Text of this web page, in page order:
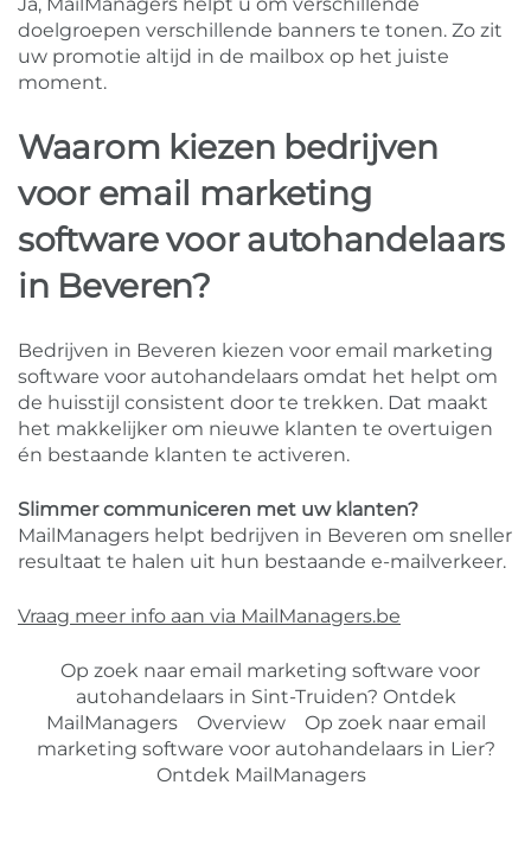
doelgroepen verschillende banners te tonen. Zo zit
uw promotie altijd in de mailbox op het juiste
moment.
Waarom kiezen bedrijven
voor email marketing
software voor autohandelaars
in Beveren?
Bedrijven in Beveren kiezen voor email marketing
software voor autohandelaars omdat het helpt om
de huisstijl consistent door te trekken. Dat maakt
het makkelijker om nieuwe klanten te overtuigen
én bestaande klanten te activeren.
Slimmer communiceren met uw klanten?
MailManagers helpt bedrijven in Beveren om sneller
resultaat te halen uit hun bestaande e-mailverkeer.
Vraag meer info aan via MailManagers.be
Op zoek naar email marketing software voor
autohandelaars in Sint-Truiden? Ontdek
MailManagers
Overview
Op zoek naar email
marketing software voor autohandelaars in Lier?
Ontdek MailManagers